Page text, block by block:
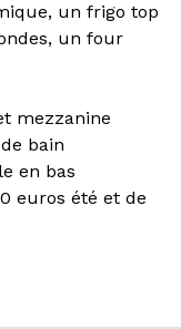
un frigo top
un four
mezzanine
bain
en bas
euros été et de